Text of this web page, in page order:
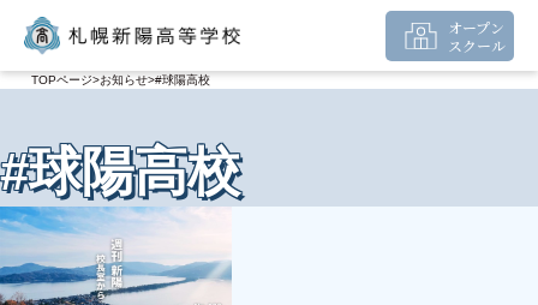
オープン
スクール
TOPページ お知らせ #球陽高校
#球陽高校